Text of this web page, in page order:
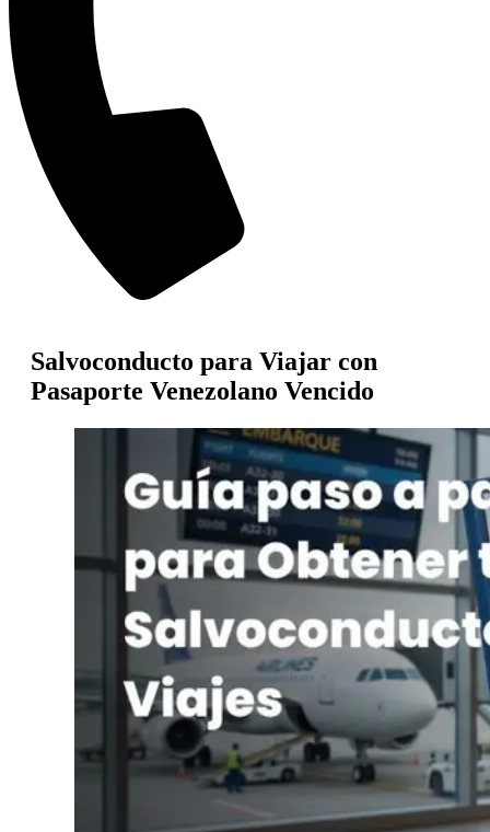
Salvoconducto para Viajar con
Pasaporte Venezolano Vencido